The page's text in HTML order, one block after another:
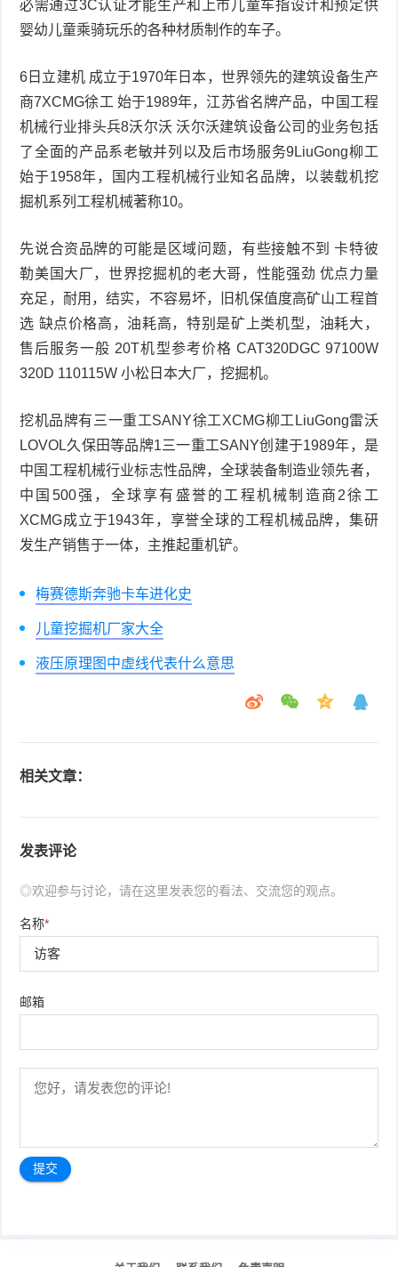
必需通过3C认证才能生产和上市儿童车指设计和预定供
婴幼儿童乘骑玩乐的各种材质制作的车子。
6日立建机 成立于1970年日本，世界领先的建筑设备生产
商7XCMG徐工 始于1989年，江苏省名牌产品，中国工程
机械行业排头兵8沃尔沃 沃尔沃建筑设备公司的业务包括
了全面的产品系老敏并列以及后市场服务9LiuGong柳工
始于1958年，国内工程机械行业知名品牌，以装载机挖
掘机系列工程机械著称10。
先说合资品牌的可能是区域问题，有些接触不到 卡特彼
勒美国大厂，世界挖掘机的老大哥，性能强劲 优点力量
充足，耐用，结实，不容易坏，旧机保值度高矿山工程首
选 缺点价格高，油耗高，特别是矿上类机型，油耗大，
售后服务一般 20T机型参考价格 CAT320DGC 97100W
320D 110115W 小松日本大厂，挖掘机。
挖机品牌有三一重工SANY徐工XCMG柳工LiuGong雷沃
LOVOL久保田等品牌1三一重工SANY创建于1989年，是
中国工程机械行业标志性品牌，全球装备制造业领先者，
中国500强，全球享有盛誉的工程机械制造商2徐工
XCMG成立于1943年，享誉全球的工程机械品牌，集研
发生产销售于一体，主推起重机铲。
梅赛德斯奔驰卡车进化史
儿童挖掘机厂家大全
液压原理图中虚线代表什么意思
相关文章：
发表评论
◎欢迎参与讨论，请在这里发表您的看法、交流您的观点。
名称*
邮箱